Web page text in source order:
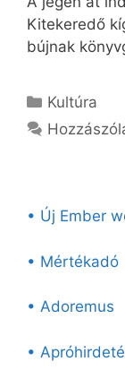
Kitekeredő
bújnak
Kategória
Kultúra
• Új Ember
• Mértékadó
• Adoremus
•